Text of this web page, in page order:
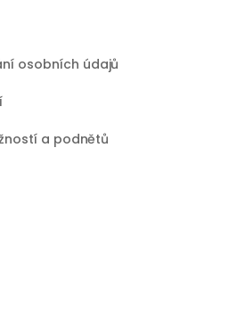
osobních údajů
a podnětů